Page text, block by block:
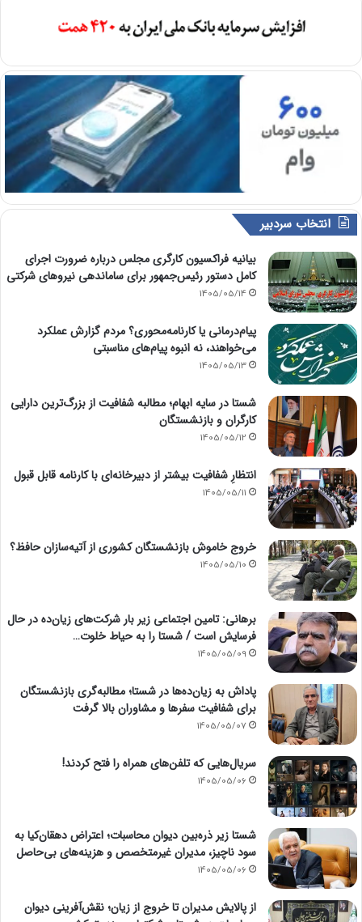
انتخاب سردبیر
بیانیه فراکسیون کارگری مجلس درباره ضرورت اجرای
کامل دستور رئیس‌جمهور برای ساماندهی نیروهای شرکتی
1405/05/14
پیام‌درمانی یا کارنامه‌محوری؟ مردم گزارش عملکرد
می‌خواهند، نه انبوه پیام‌های مناسبتی
1405/05/13
شستا در سایه ابهام؛ مطالبه شفافیت از بزرگ‌ترین دارایی
کارگران و بازنشستگان
1405/05/12
انتظارِ شفافیت بیشتر از دبیرخانه‌ای با کارنامه قابل قبول
1405/05/11
خروج خاموش بازنشستگان کشوری از آتیه‌سازان حافظ؟
1405/05/10
برهانی: تامین اجتماعی زیر بار شرکت‌های زیان‌ده در حال
فرسایش است / شستا را به حیاط خلوت…
1405/05/09
پاداش به زیان‌ده‌ها در شستا؛ مطالبه‌گری بازنشستگان
برای شفافیت سفرها و مشاوران بالا گرفت
1405/05/07
سریال‌هایی که تلفن‌های همراه را فتح کردند!
1405/05/06
شستا زیر ذره‌بین دیوان محاسبات؛ اعتراض دهقان‌کیا به
سود ناچیز، مدیران غیرمتخصص و هزینه‌های بی‌حاصل
1405/05/06
از پالایش مدیران تا خروج از زیان؛ نقش‌آفرینی دیوان